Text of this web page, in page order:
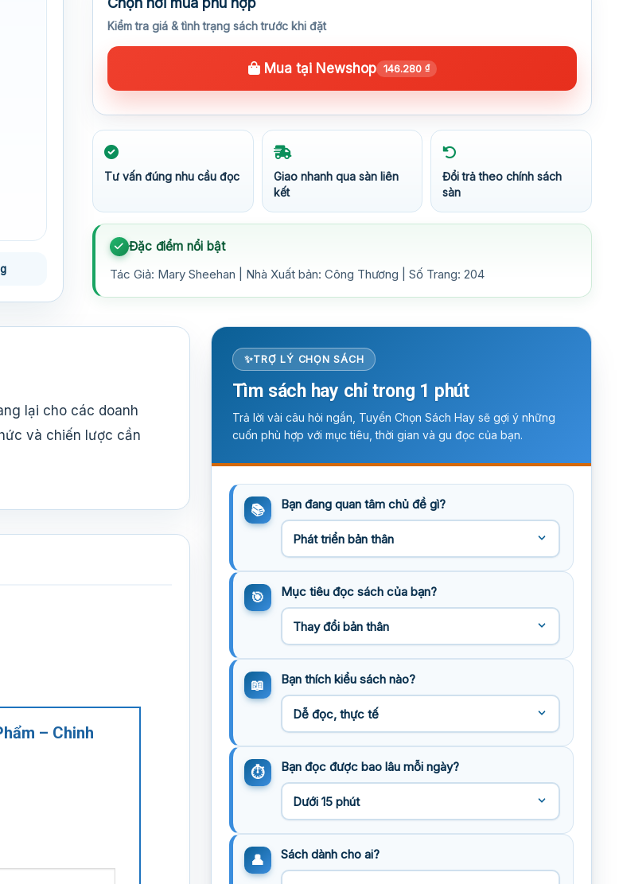
Kiểm tra giá & tình trạng sách trước khi đặt
Mua tại Newshop 146.280 ₫
Tư vấn đúng nhu cầu đọc
Giao nhanh qua sàn liên
kết
Đổi trả theo chính sách
sàn
Đặc điểm nổi bật
Tác Giả: Mary Sheehan | Nhà Xuất bản: Công Thương | Số Trang: 204
lại cho các doanh
và chiến lược cần
– Chinh
TRỢ LÝ CHỌN SÁCH
Tìm sách hay chỉ trong 1 phút
Trả lời vài câu hỏi ngắn, Tuyển Chọn Sách Hay sẽ gợi ý những
cuốn phù hợp với mục tiêu, thời gian và gu đọc của bạn.
Bạn đang quan tâm chủ đề gì?
Mục tiêu đọc sách của bạn?
Bạn thích kiểu sách nào?
Bạn đọc được bao lâu mỗi ngày?
Sách dành cho ai?